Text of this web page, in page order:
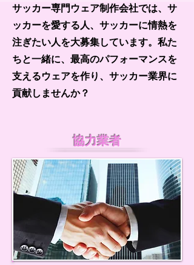
サッカー専門ウェア制作会社では、サ
ッカーを愛する人、サッカーに情熱を
注ぎたい人を大募集しています。私た
ちと一緒に、最高のパフォーマンスを
支えるウェアを作り、サッカー業界に
貢献しませんか？
協力業者